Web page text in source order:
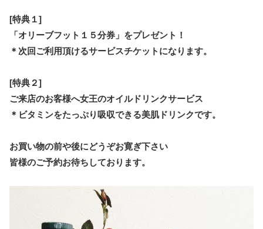
[特典１]
「オリーブフット１５分券」をプレゼント！
＊次回ご利用頂けるサービスチケットになります。
[特典２]
ご来店のお客様へ女王のオイルドリンクサービス
＊ビタミンをたっぷり吸収できる美肌ドリンクです。
お買い物の前や後にどうぞお寛ぎ下さい
皆様のご予約お待ちしております。